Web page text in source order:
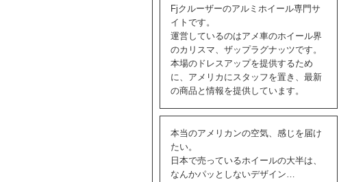
Fjクルーザーのアルミホイール専門サ
イトです。
運営しているのはアメ車のホイール界
のカリスマ、ザップラグナッツです。
本場のドレスアップを提供するため
に、アメリカにスタッフを置き、最新
の商品と情報を提供しています。
本当のアメリカンの空気、感じを届け
たい。
日本で売っているホイールの大半は、
なんかパッとしないデザイン…